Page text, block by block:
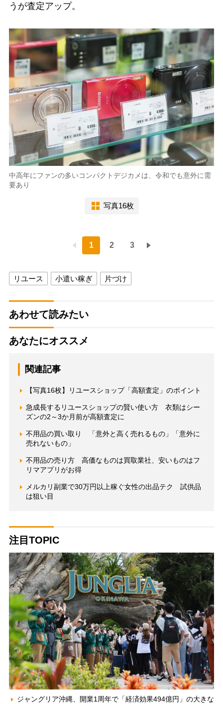
うが査定アップ。
中高年にファンの多いコンパクトデジカメは、令和でも意外に需
要あり
写真16枚
1 2 3
リユース 小遣い稼ぎ 片づけ
あわせて読みたい
あなたにオススメ
関連記事
【写真16枚】リユースショップ「高額査定」のポイント
急成長するリユースショップの賢い使い方 衣類はシー
ズンの2～3か月前が高額査定に
不用品の買い取り 「意外と高く売れるもの」「意外に
売れないもの」
不用品の売り方 高価なものは買取業社、安いものはフ
リマアプリがお得
メルカリ副業で30万円以上稼ぐ女性の出品テク 試供品
は狙い目
注目TOPIC
ジャングリア沖縄、開業1周年で「経済効果494億円」の大きな